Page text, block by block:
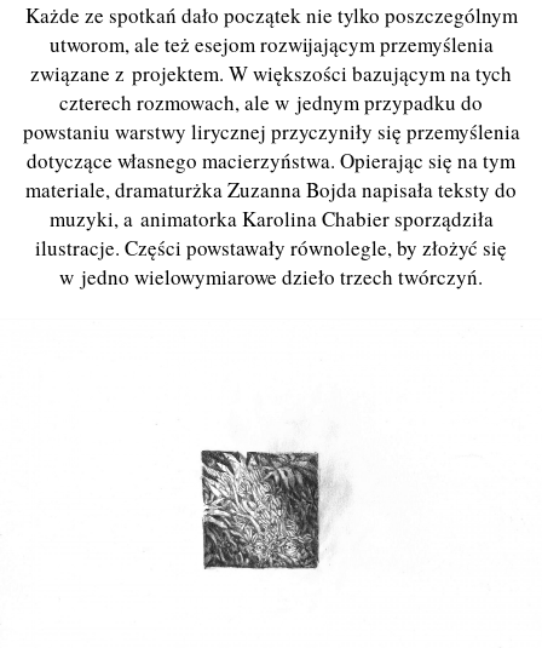
Każde ze spotkań dało początek nie tylko poszczególnym
utworom, ale też esejom rozwijającym przemyślenia
związane z projektem. W większości bazującym na tych
czterech rozmowach, ale w jednym przypadku do
powstaniu warstwy lirycznej przyczyniły się przemyślenia
dotyczące własnego macierzyństwa. Opierając się na tym
materiale, dramaturżka Zuzanna Bojda napisała teksty do
muzyki, a animatorka Karolina Chabier sporządziła
ilustracje. Części powstawały równolegle, by złożyć się
w jedno wielowymiarowe dzieło trzech twórczyń.